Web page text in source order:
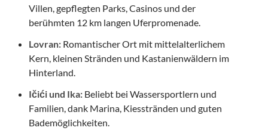
Villen, gepflegten Parks, Casinos und der
berühmten 12 km langen Uferpromenade.
Lovran: Romantischer Ort mit mittelalterlichem
Kern, kleinen Stränden und Kastanienwäldern im
Hinterland.
Ičići und Ika: Beliebt bei Wassersportlern und
Familien, dank Marina, Kiesstränden und guten
Bademöglichkeiten.